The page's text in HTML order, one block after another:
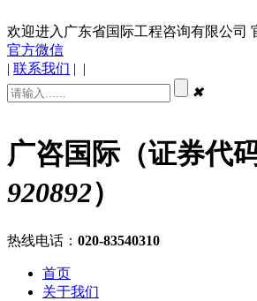
欢迎进入广东省国际工程咨询有限公司
官方微信
| 联系我们 | |
✖
广咨国际（证券代
920892）
热线电话： 020-83540310
首页
关于我们